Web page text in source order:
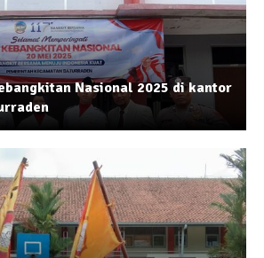
Nasional 2025 di kantor